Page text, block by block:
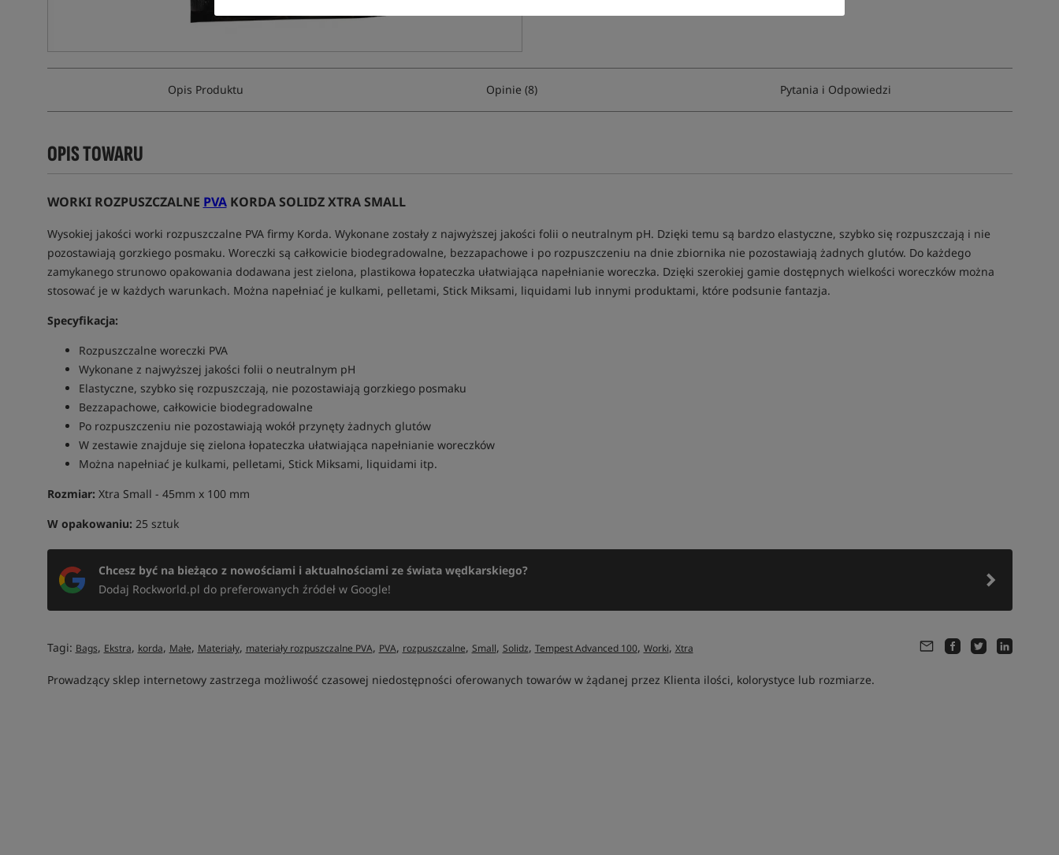
Opis Produktu Opinie (8) Pytania i Odpowiedzi
OPIS TOWARU
WORKI ROZPUSZCZALNE PVAKORDA SOLIDZ XTRA SMALL
Wysokiej jakości worki rozpuszczalne PVA firmy Korda. Wykonane zostały z najwyższej jakości folii o neutralnym pH. Dzięki temu są bardzo elastyczne, szybko się rozpuszczają i nie
pozostawiają gorzkiego posmaku. Woreczki są całkowicie biodegradowalne, bezzapachowe i po rozpuszczeniu na dnie zbiornika nie pozostawiają żadnych glutów. Do każdego
zamykanego strunowo opakowania dodawana jest zielona, plastikowa łopateczka ułatwiająca napełnianie woreczka. Dzięki szerokiej gamie dostępnych wielkości woreczków można
stosować je w każdych warunkach. Można napełniać je kulkami, pelletami, Stick Miksami, liquidami lub innymi produktami, które podsunie fantazja.
Specyfikacja:
Rozpuszczalne woreczki PVA
Wykonane z najwyższej jakości folii o neutralnym pH
Elastyczne, szybko się rozpuszczają, nie pozostawiają gorzkiego posmaku
Bezzapachowe, całkowicie biodegradowalne
Po rozpuszczeniu nie pozostawiają wokół przynęty żadnych glutów
W zestawie znajduje się zielona łopateczka ułatwiająca napełnianie woreczków
Można napełniać je kulkami, pelletami, Stick Miksami, liquidami itp.
Rozmiar: Xtra Small - 45mm x 100 mm
W opakowaniu: 25 sztuk
Chcesz być na bieżąco z nowościami i aktualnościami ze świata wędkarskiego?
Dodaj Rockworld.pl do preferowanych źródeł w Google!
Tagi: Bags, Ekstra, korda, Małe, Materiały, materiały rozpuszczalne PVA, PVA, rozpuszczalne, Small, Solidz, Tempest Advanced 100, Worki, Xtra
Prowadzący sklep internetowy zastrzega możliwość czasowej niedostępności oferowanych towarów w żądanej przez Klienta ilości, kolorystyce lub rozmiarze.